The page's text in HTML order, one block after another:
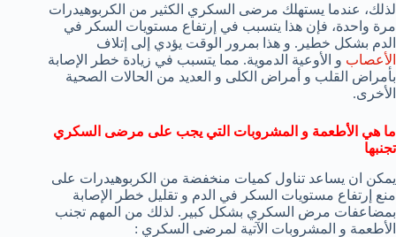
لذلك، عندما يستهلك مرضى السكري الكثير من الكربوهيدرات
مرة واحدة، فإن هذا يتسبب في إرتفاع مستويات السكر في
الدم بشكل خطير. و هذا بمرور الوقت يؤدي إلى إتلاف
الأعصاب و الأوعية الدموية. مما يتسبب في زيادة خطر الإصابة
بأمراض القلب و أمراض الكلى و العديد من الحالات الصحية
الأخرى.
ما هي الأطعمة و المشروبات التي يجب على مرضى السكري
تجنبها
يمكن ان يساعد تناول كميات منخفضة من الكربوهيدرات على
منع إرتفاع مستويات السكر في الدم و تقليل خطر الإصابة
بمضاعفات مرض السكري بشكل كبير. لذلك من المهم تجنب
الأطعمة و المشروبات الآتية لمرضى السكري :